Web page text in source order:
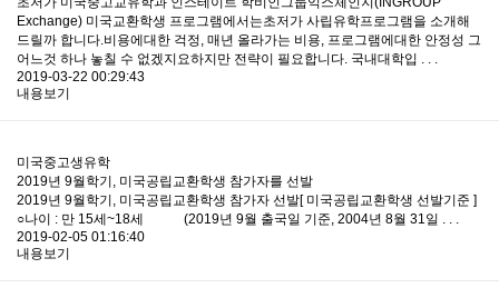
Exchange) 미국교환학생 프로그램에서는초저가 사립유학프로그램을 소개해
드릴까 합니다.비용에대한 걱정, 매년 올라가는 비용, 프로그램에대한 안정성 그
어느것 하나 놓칠 수 없겠지요하지만 전략이 필요합니다. 국내대학입 . . .
2019-03-22 00:29:43
내용보기
미국중고생유학
2019년 9월학기, 미국공립교환학생 참가자를 선발
2019년 9월학기, 미국공립교환학생 참가자 선발​​[ 미국공립교환학생 선발기준 ]​
○나이 : 만 15세~18세 (2019년 9월 출국일 기준, 2004년 8월 31일 . . .
2019-02-05 01:16:40
내용보기